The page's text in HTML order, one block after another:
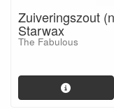
Zuiveringszout
Starwax
The Fabulous